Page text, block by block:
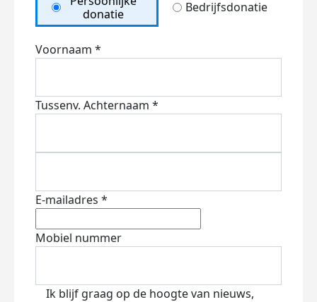
donatie
Bedrijfsdonatie
Voornaam *
Tussenv. Achternaam *
E-mailadres *
Mobiel nummer
Ik blijf graag op de hoogte van nieuws,